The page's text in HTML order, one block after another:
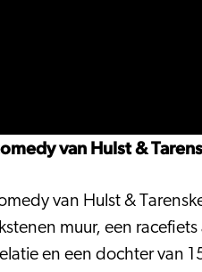
van Hulst &
van Hulst &
muur, een
en een dochter van